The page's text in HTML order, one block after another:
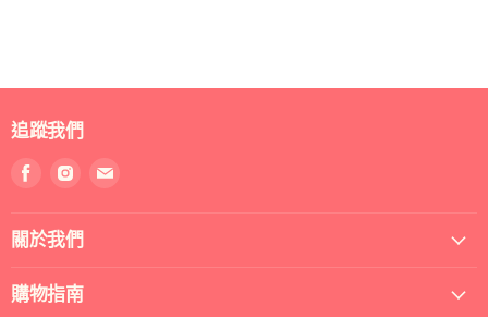
追蹤我們
們
們
關於我們
購物指南